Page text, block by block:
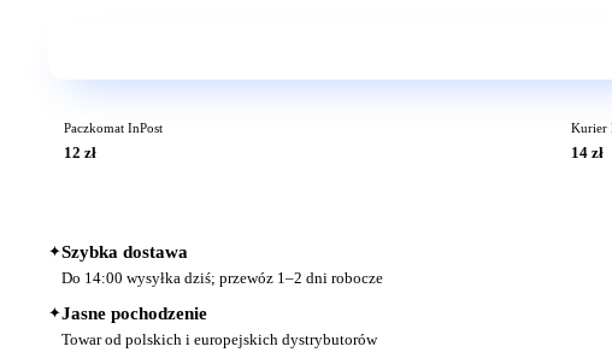
Paczkomat InPost
12 zł
Kurier
14 zł
✦Szybka dostawa
Do 14:00 wysyłka dziś; przewóz 1–2 dni robocze
✦Jasne pochodzenie
Towar od polskich i europejskich dystrybutorów